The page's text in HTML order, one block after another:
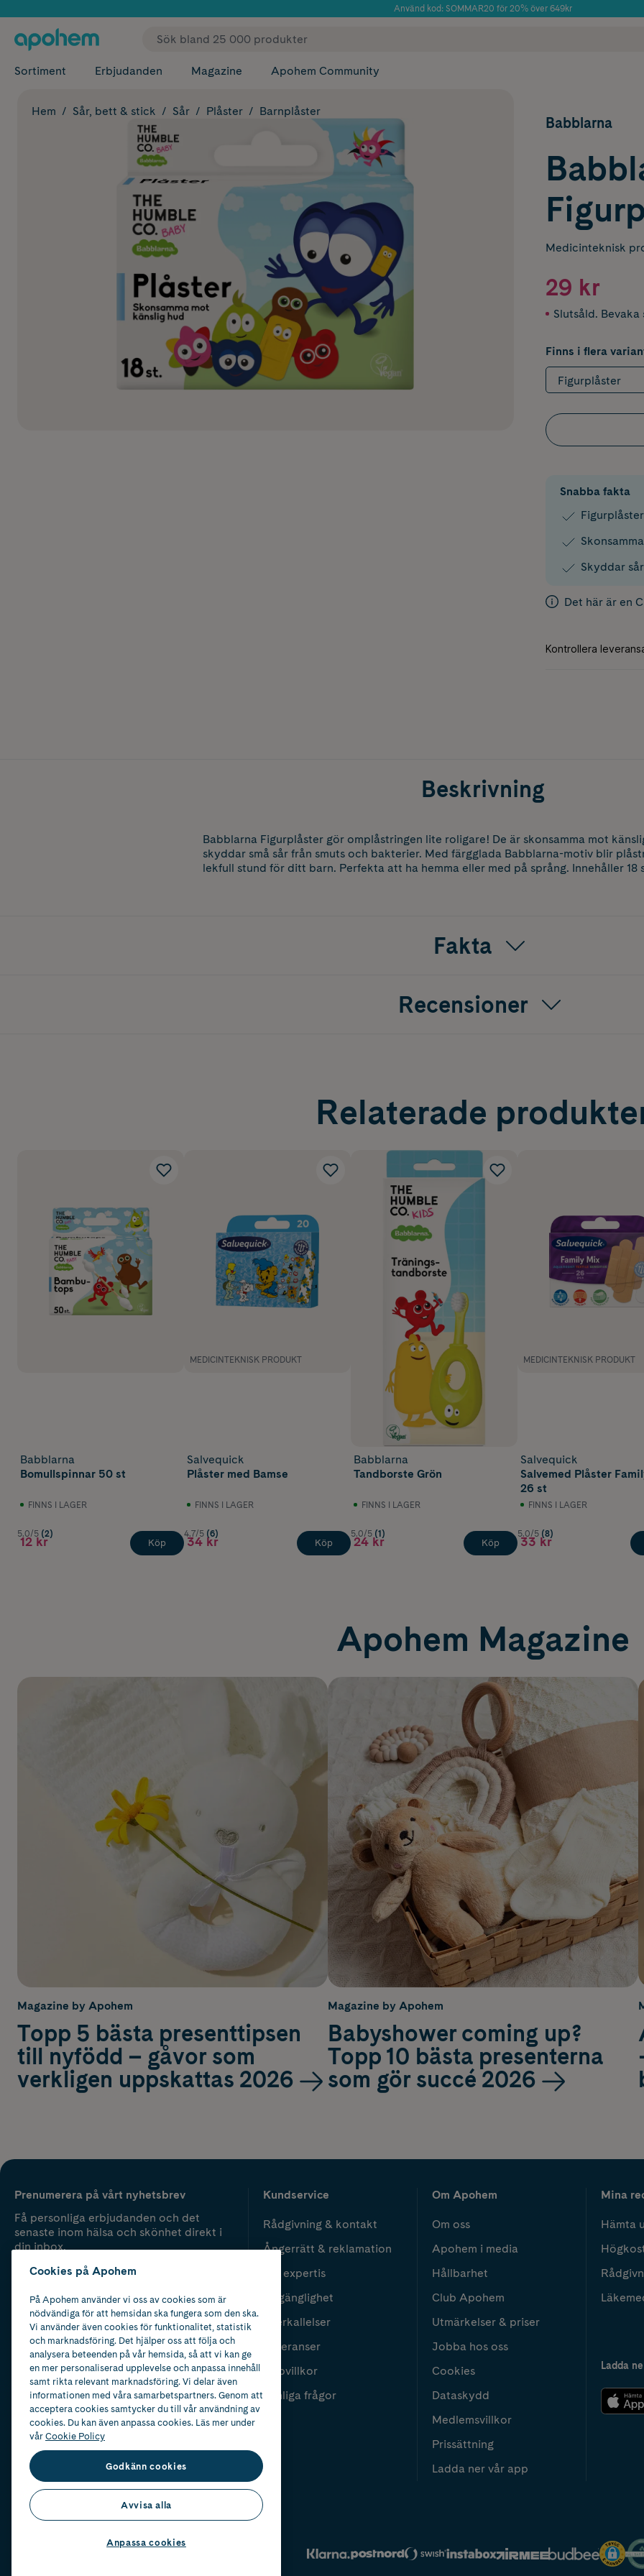
Använd kod: SOMMAR20 för 20% över 649kr
✓ Fri frakt
Sortiment Erbjudanden Magazine Apohem Community
Hem Sår, bett & stick Sår Plåster Barnplåster
Babblarna
Medicinteknisk
29 kr
Slutsåld.
Finns i flera
Figurplåster
Snabba fakta
Skyddar
Det här är en
Beskrivning
Babblarna Figurplåster gör omplåstringen lite roligare! De är skonsamma mot
skyddar små sår från smuts och bakterier. Med färgglada Babblarna-motiv blir
lekfull stund för ditt barn. Perfekta att ha hemma eller med på språng. Innehåller 18
Fakta
Recensioner
Relaterade
Babblarna
Bomullspinnar 50 st
FINNS I LAGER
5.0/5 (2)
12 kr Köp
MEDICINTEKNISK PRODUKT
Salvequick
Plåster med Bamse
FINNS I LAGER
4.7/5 (6)
34 kr Köp
Babblarna
Tandborste Grön
FINNS I LAGER
5.0/5 (1)
24 kr Köp
MEDICINTEKNISK PRODUKT
Salvequick
Salvemed Plåster
26 st
FINNS I LAGER
5.0/5 (8)
33 kr
Apohem Magazine
Magazine by Apohem
Topp 5 bästa presenttipsen
till nyfödd – gåvor som
verkligen uppskattas 2026
Magazine by Apohem
Babyshower coming up?
Topp 10 bästa presenterna
som gör succé 2026
Prenumerera på vårt nyhetsbrev
Få personliga erbjudanden och det
senaste inom hälsa och skönhet direkt i
din inbox.
Kundservice
Rådgivning & kontakt
Ångerrätt & reklamation
Vår expertis
Tillgänglighet
Återkallelser
Leveranser
Köpvillkor
Vanliga frågor
Om Apohem
Om oss
Apohem i media
Hållbarhet
Club Apohem
Utmärkelser & priser
Jobba hos oss
Cookies
Dataskydd
Medlemsvillkor
Prissättning
Ladda ner vår app
Mina
Hämta
Ladda
Cookies på Apohem
På Apohem använder vi oss av cookies som är
nödvändiga för att hemsidan ska fungera som den ska.
Vi använder även cookies för funktionalitet, statistik
och marknadsföring. Det hjälper oss att följa och
analysera beteenden på vår hemsida, så att vi kan ge
en mer personaliserad upplevelse och anpassa innehåll
samt rikta relevant marknadsföring. Vi delar även
informationen med våra samarbetspartners. Genom att
acceptera cookies samtycker du till vår användning av
cookies. Du kan även anpassa cookies. Läs mer under
vårCookie Policy
Godkänn cookies
Avvisa alla
Anpassa cookies